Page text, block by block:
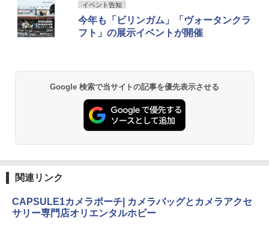
イベント告知
今年も「ビリンガム」「ヴォータンクラ
フト」の展示イベントが開催
Google 検索で当サイトの記事を優先表示させる
関連リンク
CAPSULE1カメラポーチ| カメラバッグとカメラアクセ
サリー専門店オリエンタルホビー